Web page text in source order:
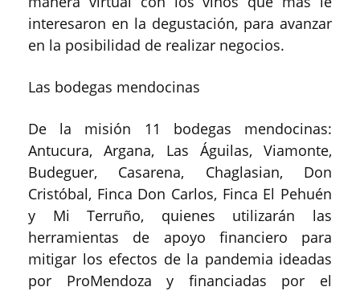
interesaron en la degustación, para avanzar
en la posibilidad de realizar negocios.
Las bodegas mendocinas
De la misión 11 bodegas mendocinas:
Antucura, Argana, Las Águilas, Viamonte,
Budeguer, Casarena, Chaglasian, Don
Cristóbal, Finca Don Carlos, Finca El Pehuén
y Mi Terruño, quienes utilizarán las
herramientas de apoyo financiero para
mitigar los efectos de la pandemia ideadas
por ProMendoza y financiadas por el